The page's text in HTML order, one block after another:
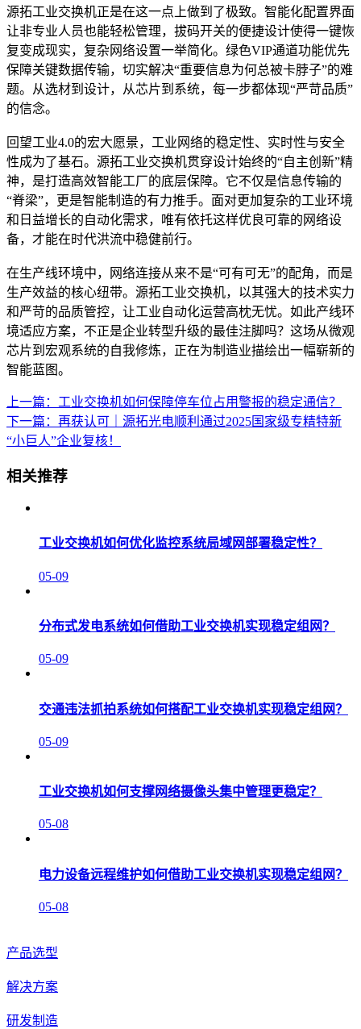
源拓工业交换机正是在这一点上做到了极致。智能化配置界面
让非专业人员也能轻松管理，拔码开关的便捷设计使得一键恢
复变成现实，复杂网络设置一举简化。绿色VIP通道功能优先
保障关键数据传输，切实解决“重要信息为何总被卡脖子”的难
题。从选材到设计，从芯片到系统，每一步都体现“严苛品质”
的信念。
回望工业4.0的宏大愿景，工业网络的稳定性、实时性与安全
性成为了基石。源拓工业交换机贯穿设计始终的“自主创新”精
神，是打造高效智能工厂的底层保障。它不仅是信息传输的
“脊梁”，更是智能制造的有力推手。面对更加复杂的工业环境
和日益增长的自动化需求，唯有依托这样优良可靠的网络设
备，才能在时代洪流中稳健前行。
在生产线环境中，网络连接从来不是“可有可无”的配角，而是
生产效益的核心纽带。源拓工业交换机，以其强大的技术实力
和严苛的品质管控，让工业自动化运营高枕无忧。如此产线环
境适应方案，不正是企业转型升级的最佳注脚吗？这场从微观
芯片到宏观系统的自我修炼，正在为制造业描绘出一幅崭新的
智能蓝图。
上一篇：工业交换机如何保障停车位占用警报的稳定通信？
下一篇：再获认可｜源拓光电顺利通过2025国家级专精特新
“小巨人”企业复核！
相关推荐
工业交换机如何优化监控系统局域网部署稳定性？
05-09
分布式发电系统如何借助工业交换机实现稳定组网？
05-09
交通违法抓拍系统如何搭配工业交换机实现稳定组网？
05-09
工业交换机如何支撑网络摄像头集中管理更稳定？
05-08
电力设备远程维护如何借助工业交换机实现稳定组网？
05-08
产品选型
解决方案
研发制造